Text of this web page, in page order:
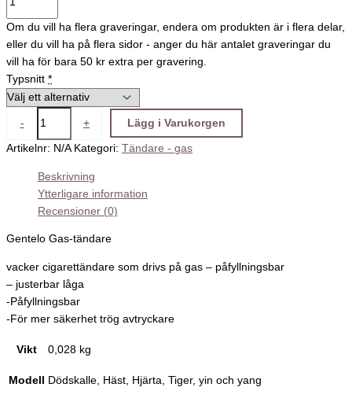
Om du vill ha flera graveringar, endera om produkten är i flera delar,
eller du vill ha på flera sidor - anger du här antalet graveringar du
vill ha för bara 50 kr extra per gravering.
Typsnitt *
- + Lägg i Varukorgen
Artikelnr: N/A Kategori: Tändare - gas
Beskrivning
Ytterligare information
Recensioner (0)
Gentelo Gas-tändare
vacker cigarettändare som drivs på gas – påfyllningsbar
– justerbar låga
-Påfyllningsbar
-För mer säkerhet trög avtryckare
Vikt 0,028 kg
Modell Dödskalle, Häst, Hjärta, Tiger, yin och yang